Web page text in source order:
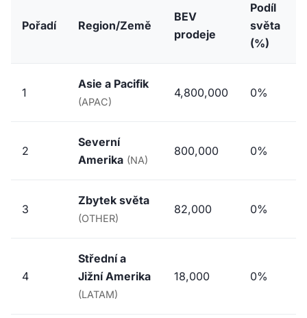
Pořadí Region/Země
BEV
prodeje
Podíl
světa
(%)
1
Asie a Pacifik
(APAC)
4,800,000 0%
2
Severní
Amerika (NA)
800,000 0%
3
Zbytek světa
(OTHER)
82,000 0%
4
Střední a
Jižní Amerika
(LATAM)
18,000 0%